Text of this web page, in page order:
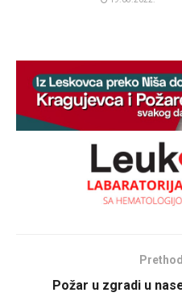
Požar u zgradi u